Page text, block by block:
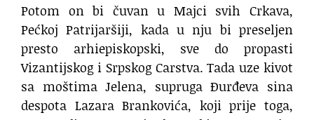
Potom on bi čuvan u Majci svih Crkava,
Pećkoj Patrijaršiji, kada u nju bi preseljen
presto arhiepiskopski, sve do propasti
Vizantijskog i Srpskog Carstva. Tada uze kivot
sa moštima Jelena, supruga Đurđeva sina
despota Lazara Brankovića, koji prije toga,